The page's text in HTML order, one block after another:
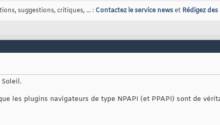
suggestions, critiques, ... : Contactez le service newset Rédigez
les plugins navigateurs de type NPAPI (et PPAPI) sont de